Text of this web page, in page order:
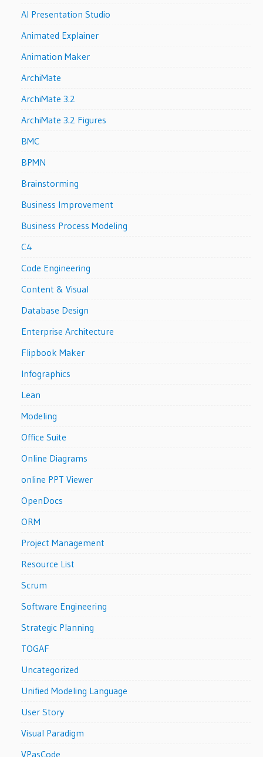
AI Presentation Studio
Animated Explainer
Animation Maker
ArchiMate
ArchiMate 3.2
ArchiMate 3.2 Figures
BMC
BPMN
Brainstorming
Business Improvement
Business Process Modeling
C4
Code Engineering
Content & Visual
Database Design
Enterprise Architecture
Flipbook Maker
Infographics
Lean
Modeling
Office Suite
Online Diagrams
online PPT Viewer
OpenDocs
ORM
Project Management
Resource List
Scrum
Software Engineering
Strategic Planning
TOGAF
Uncategorized
Unified Modeling Language
User Story
Visual Paradigm
VPasCode